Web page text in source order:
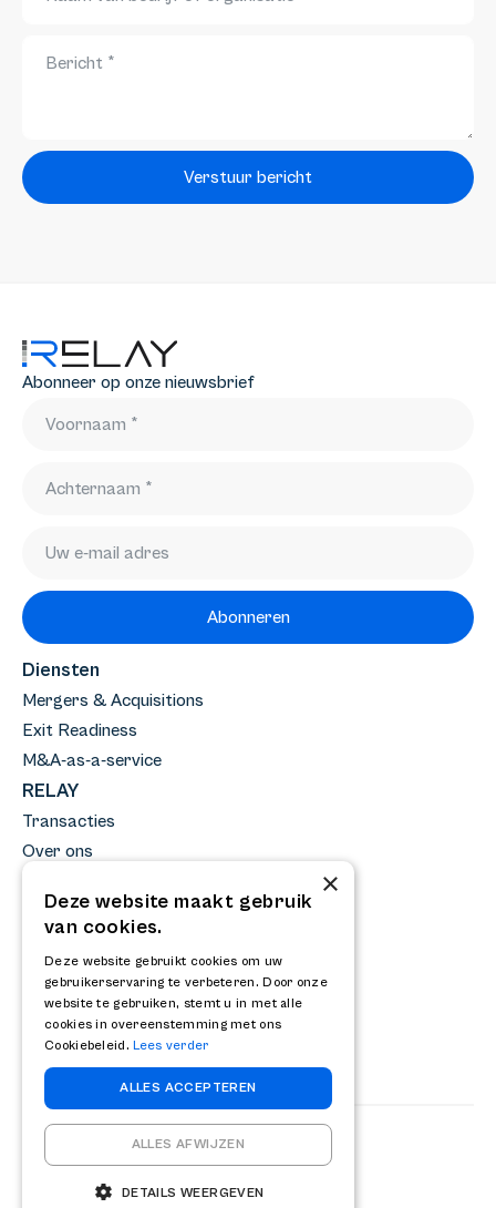
Verstuur bericht
Abonneer op onze nieuwsbrief
Abonneren
Diensten
Mergers & Acquisitions
Exit Readiness
M&A-as-a-service
RELAY
Transacties
Over ons
Nieuws
Werken bij
FAQ
Contact
© 2010-2026 RELAY
Algemene voorwaarden
×
Deze website maakt gebruik
van cookies.
Deze website gebruikt cookies om uw
gebruikerservaring te verbeteren. Door onze
website te gebruiken, stemt u in met alle
cookies in overeenstemming met ons
Cookiebeleid.Lees verder
ALLES ACCEPTEREN
ALLES AFWIJZEN
DETAILS WEERGEVEN